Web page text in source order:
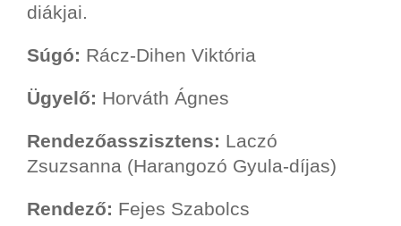
diákjai.
Súgó: Rácz-Dihen Viktória
Ügyelő: Horváth Ágnes
Rendezőasszisztens: Laczó
Zsuzsanna (Harangozó Gyula-díjas)
Rendező: Fejes Szabolcs